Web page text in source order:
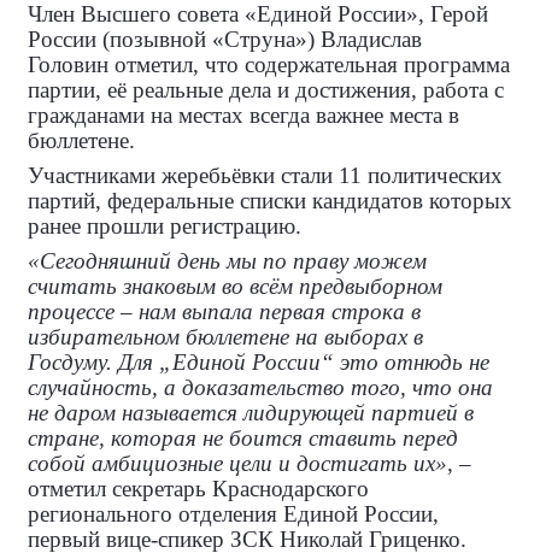
Член Высшего совета «Единой России», Герой
России (позывной «Струна») Владислав
Головин отметил, что содержательная программа
партии, её реальные дела и достижения, работа с
гражданами на местах всегда важнее места в
бюллетене.
Участниками жеребьёвки стали 11 политических
партий, федеральные списки кандидатов которых
ранее прошли регистрацию.
«Сегодняшний день мы по праву можем
считать знаковым во всём предвыборном
процессе – нам выпала первая строка в
избирательном бюллетене на выборах в
Госдуму. Для „Единой России“ это отнюдь не
случайность, а доказательство того, что она
не даром называется лидирующей партией в
стране, которая не боится ставить перед
собой амбициозные цели и достигать их», –
отметил секретарь Краснодарского
регионального отделения Единой России,
первый вице-спикер ЗСК Николай Гриценко.